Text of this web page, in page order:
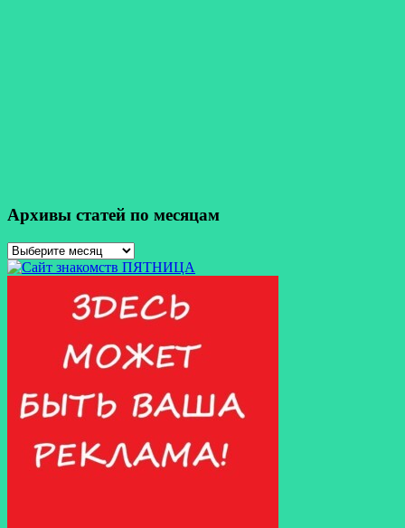
Архивы статей по месяцам
Архивы
статей